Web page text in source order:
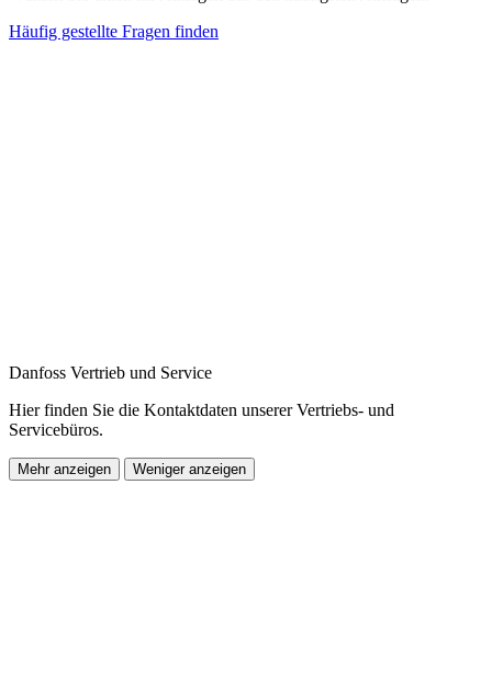
Häufig gestellte Fragen finden
Danfoss Vertrieb und Service
Hier finden Sie die Kontaktdaten unserer Vertriebs- und
Servicebüros.
Mehr anzeigen Weniger anzeigen